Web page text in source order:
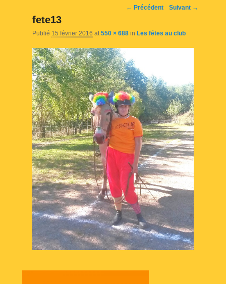
Navigation
← Précédent Suivant →
fete13
Publié 15 février 2016 at 550 × 688 in Les fêtes au club